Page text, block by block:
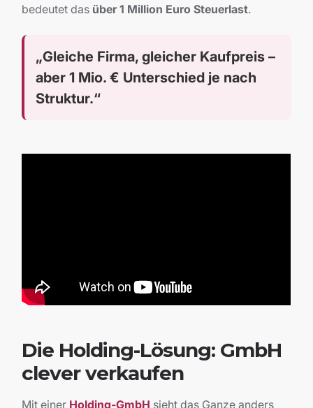
bedeutet das über 1 Million Euro Steuerlast.
„Gleiche Firma, gleicher Kaufpreis –
aber 1 Mio. € Unterschied je nach
Struktur.“
Die Holding-Lösung: GmbH
clever verkaufen
Mit einer Holding-GmbH sieht das Ganze anders